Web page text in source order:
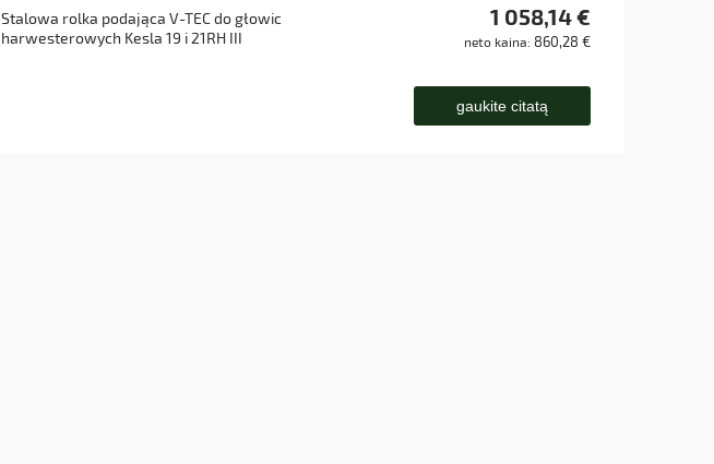
Stalowa rolka podająca V-TEC do głowic
harwesterowych Kesla 19 i 21RH III
1 058,14 €
neto kaina: 860,28 €
gaukite citatą